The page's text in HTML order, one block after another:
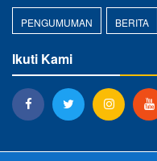
PENGUMUMAN BERITA
Ikuti Kami